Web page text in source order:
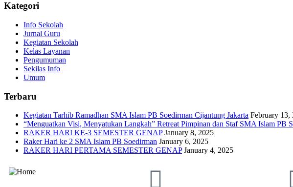
Kategori
Info Sekolah
Jurnal Guru
Kegiatan Sekolah
Kelas Layanan
Pengumuman
Sekilas Info
Umum
Terbaru
Kegiatan Tarhib Ramadhan SMA Islam PB Soedirman Cijantung Jakarta February 13,
“Menguatkan Visi, Menyatukan Langkah” Retreat Pimpinan dan Staf SMA Islam PB
RAKER HARI KE-3 SEMESTER GENAP January 8, 2025
Raker Hari ke 2 SMA Islam PB Soedirman January 6, 2025
RAKER HARI PERTAMA SEMESTER GENAP January 4, 2025